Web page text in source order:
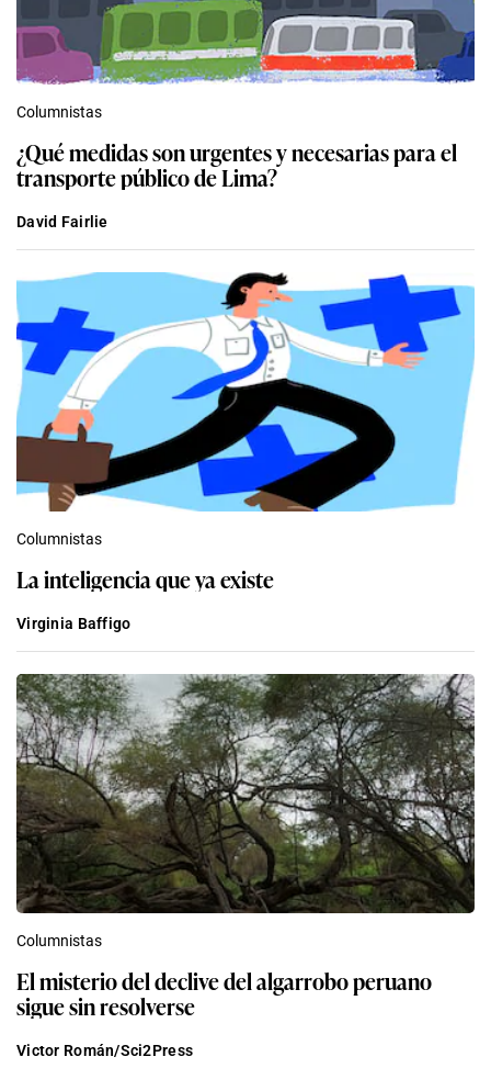
Columnistas
¿Qué medidas son urgentes y necesarias para el
transporte público de Lima?
David Fairlie
Columnistas
La inteligencia que ya existe
Virginia Baffigo
Columnistas
El misterio del declive del algarrobo peruano
sigue sin resolverse
Victor Román/Sci2Press